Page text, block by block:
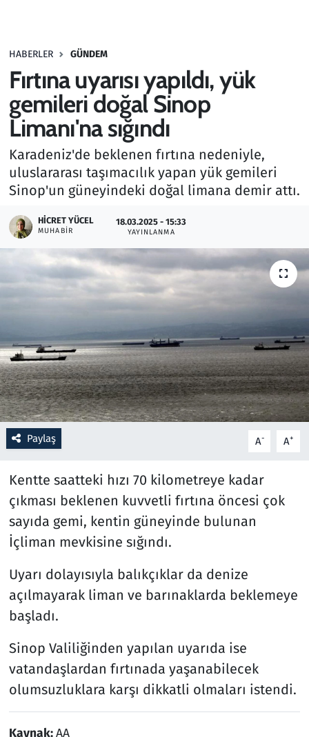
HABERLER GÜNDEM
Fırtına uyarısı yapıldı, yük
gemileri doğal Sinop
Limanı'na sığındı
Karadeniz'de beklenen fırtına nedeniyle,
uluslararası taşımacılık yapan yük gemileri
Sinop'un güneyindeki doğal limana demir attı.
HICRET YÜCEL
MUHABIR
18.03.2025 - 15:33
YAYINLANMA
Paylaş A- A+
Kentte saatteki hızı 70 kilometreye kadar
çıkması beklenen kuvvetli fırtına öncesi çok
sayıda gemi, kentin güneyinde bulunan
İçliman mevkisine sığındı.
Uyarı dolayısıyla balıkçıklar da denize
açılmayarak liman ve barınaklarda beklemeye
başladı.
Sinop Valiliğinden yapılan uyarıda ise
vatandaşlardan fırtınada yaşanabilecek
olumsuzluklara karşı dikkatli olmaları istendi.
Kaynak:AA
Haber
Kültür Sanat
Kurumsal Haberler
Lezzet Durağı
Memur ve Kamu
Otomobil
Oyun
Ramazan
Resmi İlanlar
Rüya Tabirleri
Sağlık
Savunma Sanayi
Seçim 2023
Spor
Teknoloji ve Bilim
Televizyon